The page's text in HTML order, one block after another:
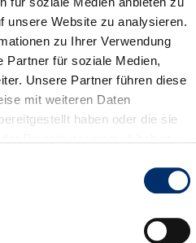
unsere Website zu analysieren.
zu Ihrer Verwendung
Partner für soziale Medien,
Unsere Partner führen diese
mit weiteren Daten
haben oder die sie